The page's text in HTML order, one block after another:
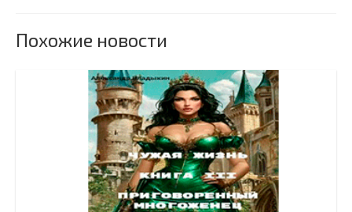
Похожие новости